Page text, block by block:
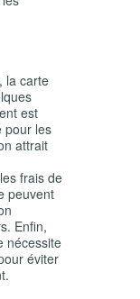
la carte
est
pour les
attrait
frais de
peuvent
Enfin,
nécessite
éviter